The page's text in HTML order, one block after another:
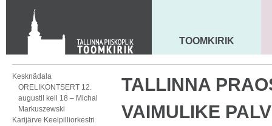
Toom-Kooli 6, 10130 TALLINN
tallinna.toom
+372 644 4140
MAARJA KIRIK
TOOMKIRIK
Kesknädala
ORELIKONTSERT 12.
augustil kell 18 – Michal
Markuszewski
Karijärve Keelpilliorkestri
TALLINNA
VAIMULIKE